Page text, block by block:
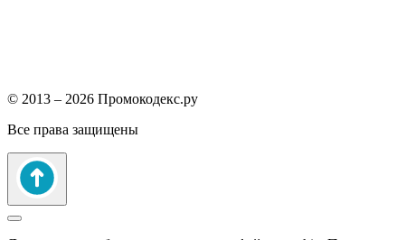
© 2013 – 2026 Промокодекс.ру
Все права защищены